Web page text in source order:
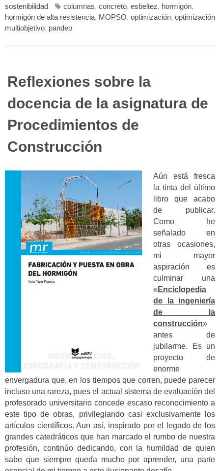
sostenibilidad
columnas, concreto, esbeltez, hormigón,
hormigón de alta resistencia, MOPSO, optimización, optimización
multiobjetivo, pandeo
Reflexiones sobre la
docencia de la asignatura de
Procedimientos de
Construcción
Aún está fresca
la tinta del último
libro que acabo
de publicar.
Como he
señalado en
otras ocasiones,
mi mayor
aspiración es
culminar una
« Enciclopedia
de la ingeniería
de la
construcción»
antes de
jubilarme. Es un
proyecto de
enorme
envergadura que, en los tiempos que corren, puede parecer
incluso una rareza, pues el actual sistema de evaluación del
profesorado universitario concede escaso reconocimiento a
este tipo de obras, privilegiando casi exclusivamente los
artículos científicos. Aun así, inspirado por el legado de los
grandes catedráticos que han marcado el rumbo de nuestra
profesión, continúo dedicando, con la humildad de quien
sabe que siempre queda mucho por aprender, una parte